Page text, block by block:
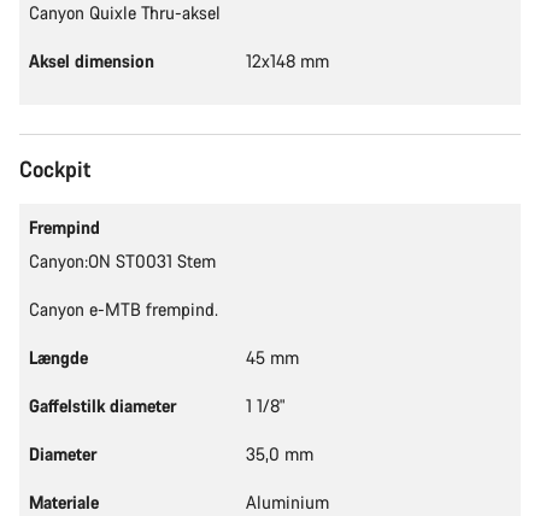
Canyon Quixle Thru-aksel
Aksel dimension 12x148 mm
Cockpit
Frempind
Canyon:ON ST0031 Stem
Canyon e-MTB frempind.
Længde 45 mm
Gaffelstilk diameter 1 1/8"
Diameter 35,0 mm
Materiale Aluminium